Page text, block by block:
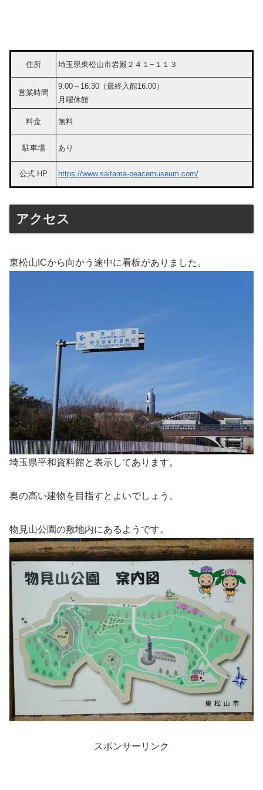
住所 埼玉県東松山市岩殿２４１−１１３
営業時間
9:00～16:30（最終入館16:00）
月曜休館
料金 無料
駐車場 あり
公式 HP https://www.saitama-peacemuseum.com/
アクセス
東松山ICから向かう途中に看板がありました。
埼玉県平和資料館と表示してあります。
奥の高い建物を目指すとよいでしょう。
物見山公園の敷地内にあるようです。
スポンサーリンク